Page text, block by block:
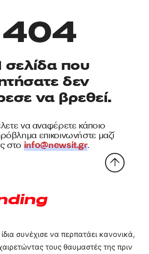
συνέχισε να περπατάει κανονικά,
τους θαυμαστές της πριν